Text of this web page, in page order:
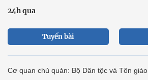
24h qua
Tuyến bài
Cơ quan chủ quản: Bộ Dân tộc và Tôn giáo